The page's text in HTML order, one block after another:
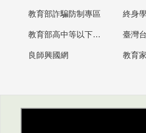
教育部詐騙防制專區 終身
教育部高中等以下學校及幼兒園教師資格檢定考試
良師興國網
教育家